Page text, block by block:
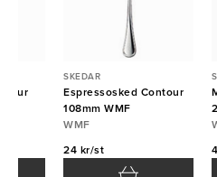
SKEDAR
Espressosked Contour
108mm WMF
WMF
24 kr/st